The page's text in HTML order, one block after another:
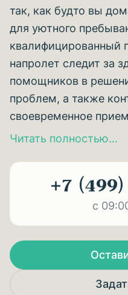
так, как будто вы
для уютного
квалифицированный
напролет следит за
помощников в
проблем, а также
своевременное
Читать полностью...
+7
с